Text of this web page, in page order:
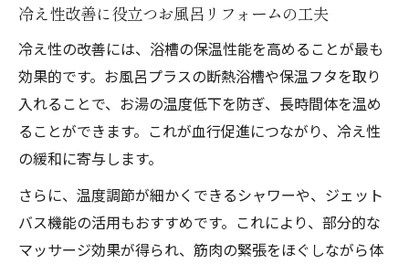
の選び方
お風呂プラスで効率よく全身を温める方法
お風呂リフォーム後の健康的な入浴時間の
工夫
冷え性対策に最適なお風呂リフォームの活
用術
お風呂リフォーム後に実践したい温活バス
タイム
冷え性改善に役立つお風呂リフォームの工夫
冷え性の改善には、浴槽の保温性能を高めることが最も
効果的です。お風呂プラスの断熱浴槽や保温フタを取り
入れることで、お湯の温度低下を防ぎ、長時間体を温め
ることができます。これが血行促進につながり、冷え性
の緩和に寄与します。
さらに、温度調節が細かくできるシャワーや、ジェット
バス機能の活用もおすすめです。これにより、部分的な
マッサージ効果が得られ、筋肉の緊張をほぐしながら体